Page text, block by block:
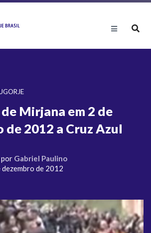
Mirjana em 2 de
de 2012 a Cruz Azul
Gabriel Paulino
dezembro de 2012